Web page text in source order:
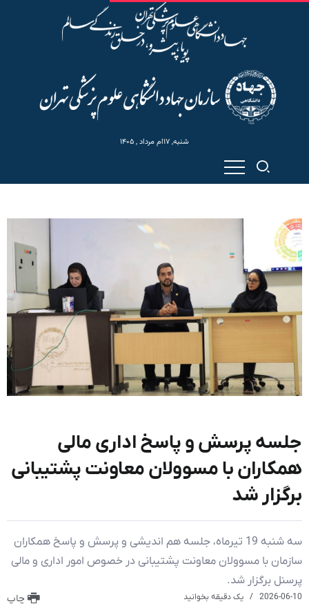
شنبه, ۱۷ام مرداد , ۱۴۰۵
جلسه پرسش و پاسخ اداری مالی
همکاران با مسوولان معاونت پشتیبانی
برگزار شد
سه شنبه 19 تیرماه، جلسه هم اندیشی و پرسش و پاسخ همکاران
سازمان با مسوولان معاونت پشتیبانی در خصوص امور اداری و مالی
پرسنل برگزار شد.
2026-06-10 یک دقیقه بخوانید چاپ